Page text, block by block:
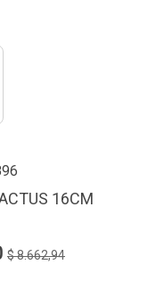
16CM
$ 8.662,94